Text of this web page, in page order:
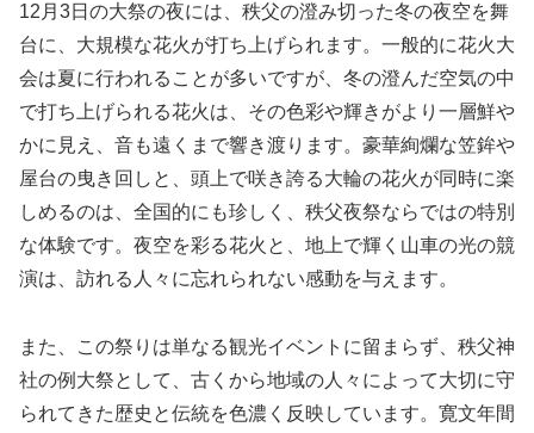
12月3日の大祭の夜には、秩父の澄み切った冬の夜空を舞
台に、大規模な花火が打ち上げられます。一般的に花火大
会は夏に行われることが多いですが、冬の澄んだ空気の中
で打ち上げられる花火は、その色彩や輝きがより一層鮮や
かに見え、音も遠くまで響き渡ります。豪華絢爛な笠鉾や
屋台の曳き回しと、頭上で咲き誇る大輪の花火が同時に楽
しめるのは、全国的にも珍しく、秩父夜祭ならではの特別
な体験です。夜空を彩る花火と、地上で輝く山車の光の競
演は、訪れる人々に忘れられない感動を与えます。
また、この祭りは単なる観光イベントに留まらず、秩父神
社の例大祭として、古くから地域の人々によって大切に守
られてきた歴史と伝統を色濃く反映しています。寛文年間